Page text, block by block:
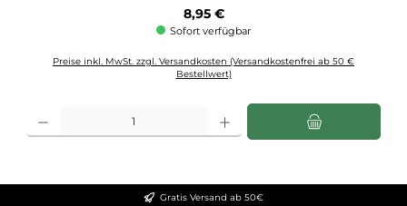
Regulärer Preis:
8,95 €
Sofort verfügbar
Preise inkl. MwSt. zzgl. Versandkosten (Versandkostenfrei ab 50 €
Bestellwert)
Produkt Anzahl: Gib den gewünschten Wert ein oder benutze die Schaltflächen
Gratis Versand ab 50€